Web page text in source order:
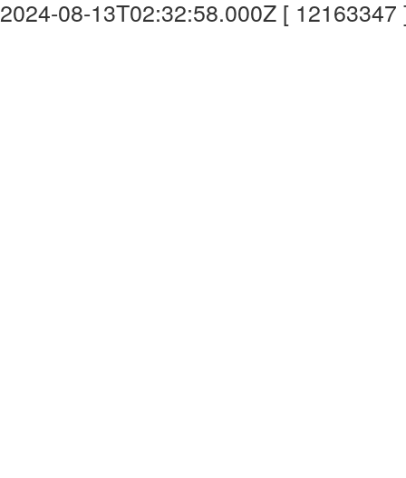
2024-08-13T02:32:58.000Z [ 12163347